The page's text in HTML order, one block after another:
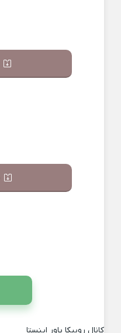
کانال روبیکا پاور اینستا